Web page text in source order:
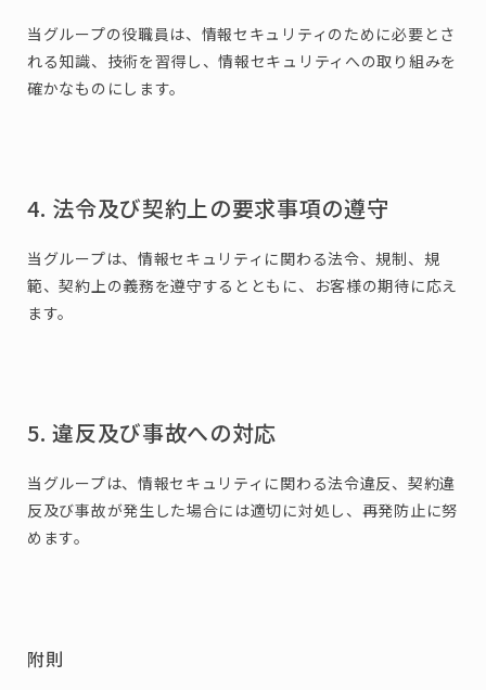
当グループの役職員は、情報セキュリティのために必要とさ
れる知識、技術を習得し、情報セキュリティへの取り組みを
確かなものにします。
4. 法令及び契約上の要求事項の遵守
当グループは、情報セキュリティに関わる法令、規制、規
範、契約上の義務を遵守するとともに、お客様の期待に応え
ます。
5. 違反及び事故への対応
当グループは、情報セキュリティに関わる法令違反、契約違
反及び事故が発生した場合には適切に対処し、再発防止に努
めます。
附則